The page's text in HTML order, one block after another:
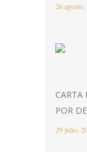
26 agosto,
CARTA
POR
29 julio,